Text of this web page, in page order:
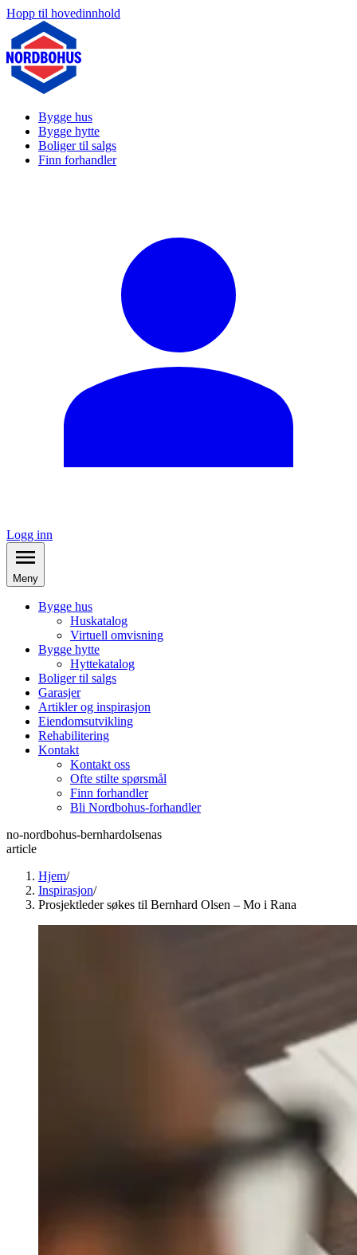
Hopp til hovedinnhold
Bygge hus
Bygge hytte
Boliger til salgs
Finn forhandler
Logg inn
Meny
Bygge hus
Huskatalog
Virtuell omvisning
Bygge hytte
Hyttekatalog
Boliger til salgs
Garasjer
Artikler og inspirasjon
Eiendomsutvikling
Rehabilitering
Kontakt
Kontakt oss
Ofte stilte spørsmål
Finn forhandler
Bli Nordbohus-forhandler
no-nordbohus-bernhardolsenas
article
Hjem/
Inspirasjon/
Prosjektleder søkes til Bernhard Olsen – Mo i Rana